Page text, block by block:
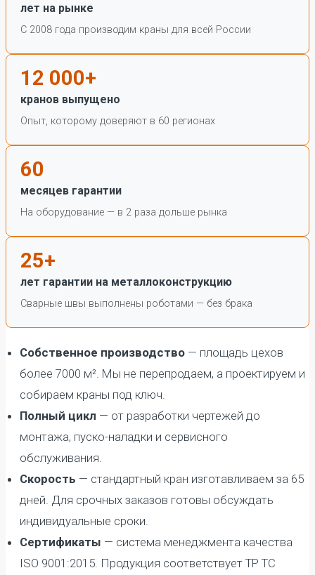
лет на рынке
С 2008 года производим краны для всей России
12 000+
кранов выпущено
Опыт, которому доверяют в 60 регионах
60
месяцев гарантии
На оборудование — в 2 раза дольше рынка
25+
лет гарантии на металлоконструкцию
Сварные швы выполнены роботами — без брака
Собственное производство — площадь цехов
более 7000 м². Мы не перепродаем, а проектируем и
собираем краны под ключ.
Полный цикл — от разработки чертежей до
монтажа, пуско-наладки и сервисного
обслуживания.
Скорость — стандартный кран изготавливаем за 65
дней. Для срочных заказов готовы обсуждать
индивидуальные сроки.
Сертификаты — система менеджмента качества
ISO 9001:2015. Продукция соответствует ТР ТС